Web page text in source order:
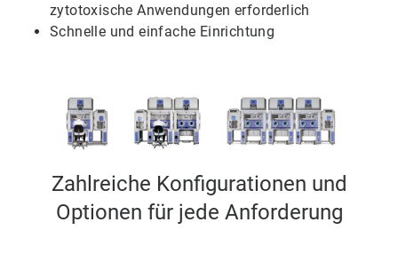
zytotoxische Anwendungen erforderlich
Schnelle und einfache Einrichtung
Zahlreiche Konfigurationen und
Optionen für jede Anforderung